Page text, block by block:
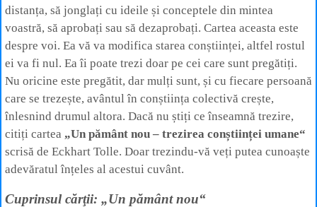
distanța, să jonglați cu ideile și conceptele din mintea
voastră, să aprobați sau să dezaprobați. Cartea aceasta este
despre voi. Ea vă va modifica starea conștiinței, altfel rostul
ei va fi nul. Ea îi poate trezi doar pe cei care sunt pregătiți.
Nu oricine este pregătit, dar mulți sunt, și cu fiecare persoană
care se trezește, avântul în conștiința colectivă crește,
înlesnind drumul altora. Dacă nu știți ce înseamnă trezire,
citiți cartea „Un pământ nou – trezirea conștiinței umane“
scrisă de Eckhart Tolle. Doar trezindu-vă veți putea cunoaște
adevăratul înțeles al acestui cuvânt.
Cuprinsul cărţii: „Un pământ nou“